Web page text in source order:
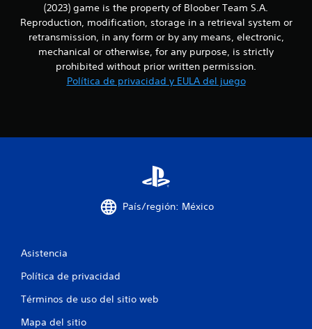
(2023) game is the property of Bloober Team S.A.
Reproduction, modification, storage in a retrieval system or
retransmission, in any form or by any means, electronic,
mechanical or otherwise, for any purpose, is strictly
prohibited without prior written permission.
Política de privacidad y EULA del juego
País/región: México
Asistencia
Política de privacidad
Términos de uso del sitio web
Mapa del sitio